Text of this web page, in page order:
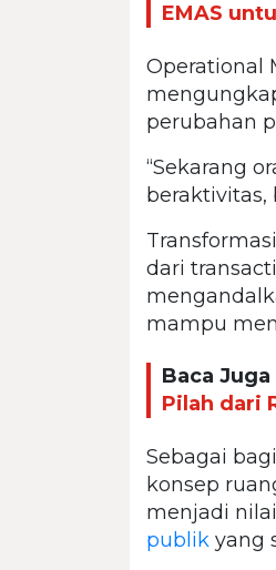
EMAS
Operational
perubahan
“Sekarang
beraktivitas,
dari
mampu
Baca Juga
Pilah dari
Sebagai
konsep
menjadi
publik yang